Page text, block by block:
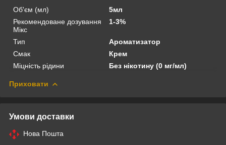
Об'єм (мл)
5мл
Рекомендоване дозування
Мікс
1-3%
Тип
Ароматизатор
Смак
Крем
Міцність рідини
Без нікотину (0 мг/мл)
Приховати
Умови доставки
Нова Пошта